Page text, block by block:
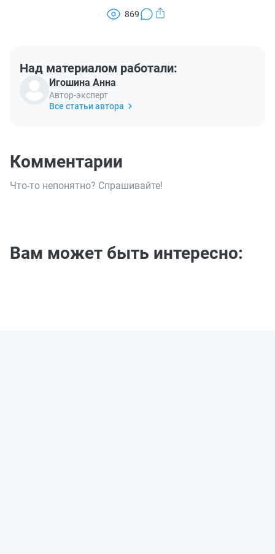
869
Над материалом работали:
Игошина Анна
Автор-эксперт
Все статьи автора
Комментарии
Что-то непонятно? Спрашивайте!
Вам может быть интересно: